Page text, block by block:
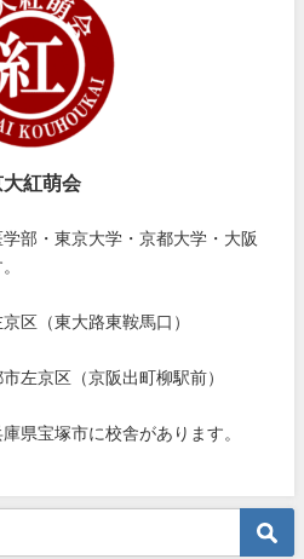
大紅萌会
部・東京大学・京都大学・大阪
区（東大路東鞍馬口）
左京区（京阪出町柳駅前）
県宝塚市に校舎があります。